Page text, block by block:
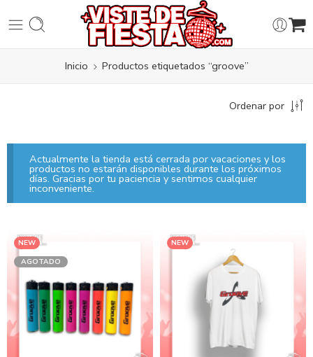
Inicio Productos etiquetados “groove”
Ordenar por
Actualmente la tienda está cerrada por vacaciones y los
productos no estarán disponibles durante los próximos
días. Gracias por tu paciencia y sentimos cualquier
inconveniente.
NEW
AGOTADO
NEW